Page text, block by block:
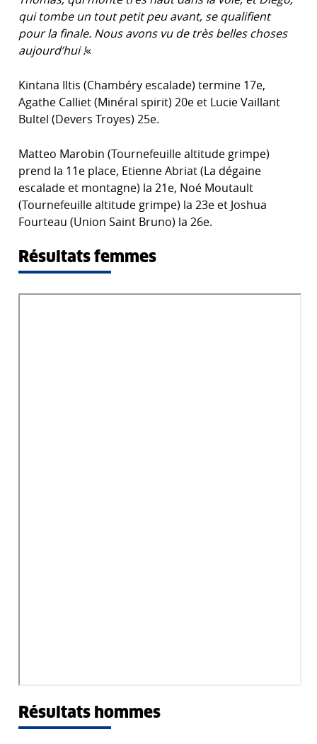
qui tombe un tout petit peu avant, se qualifient
pour la finale. Nous avons vu de très belles choses
aujourd’hui !«
Kintana Iltis (Chambéry escalade) termine 17e,
Agathe Calliet (Minéral spirit) 20e et Lucie Vaillant
Bultel (Devers Troyes) 25e.
Matteo Marobin (Tournefeuille altitude grimpe)
prend la 11e place, Etienne Abriat (La dégaine
escalade et montagne) la 21e, Noé Moutault
(Tournefeuille altitude grimpe) la 23e et Joshua
Fourteau (Union Saint Bruno) la 26e.
Résultats femmes
Résultats hommes